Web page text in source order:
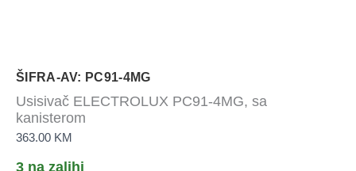
ŠIFRA-AV: PC91-4MG
Usisivač ELECTROLUX PC91-4MG, sa
kanisterom
363.00 KM
3 na zalihi